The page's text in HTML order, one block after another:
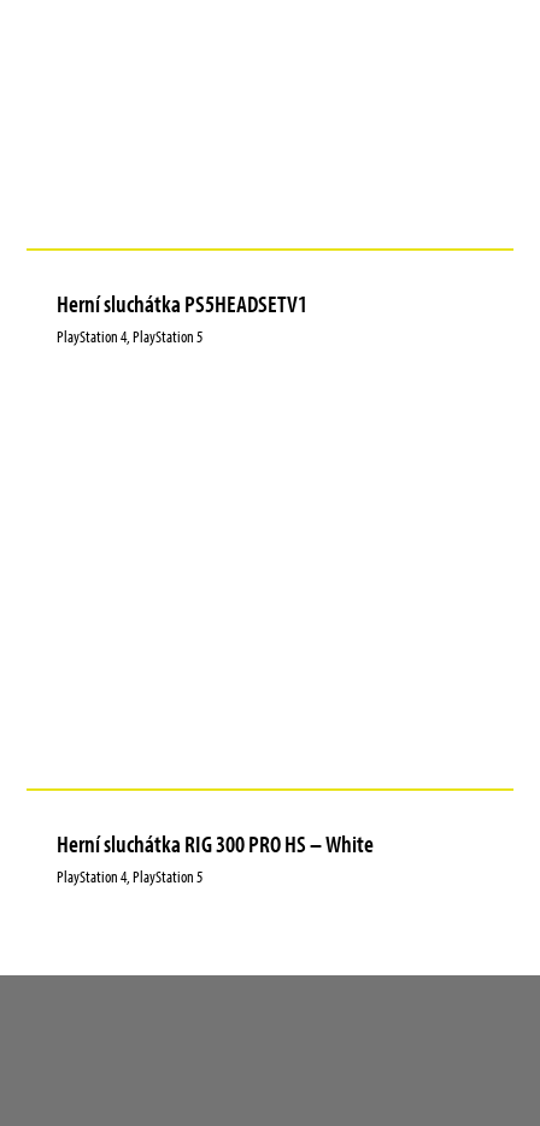
Herní sluchátka PS5HEADSETV1
PlayStation 4, PlayStation 5
Herní sluchátka RIG 300 PRO HS – White
PlayStation 4, PlayStation 5